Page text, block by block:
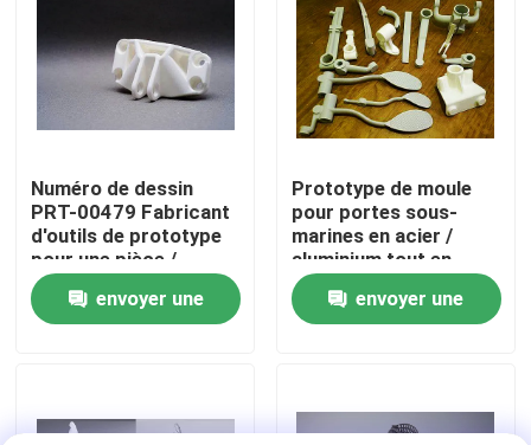
Visite de l'usine
Contrôle de la qualité
Nous contacter
Nouvelles
Demandez un devis
Numéro de dessin
PRT-00479 Fabricant
d'outils de prototype
pour une pièce /
prototype
d'impression 3D
envoyer une
Prototype de moule
pour portes sous-
marines en acier /
aluminium tout en
résine plastique
envoyer une